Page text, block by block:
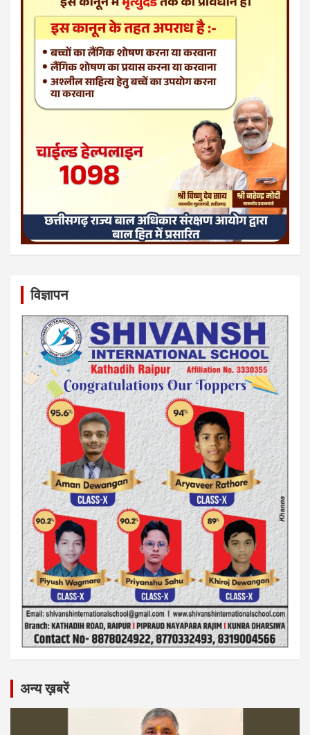
विज्ञापन
अन्य ख़बरें